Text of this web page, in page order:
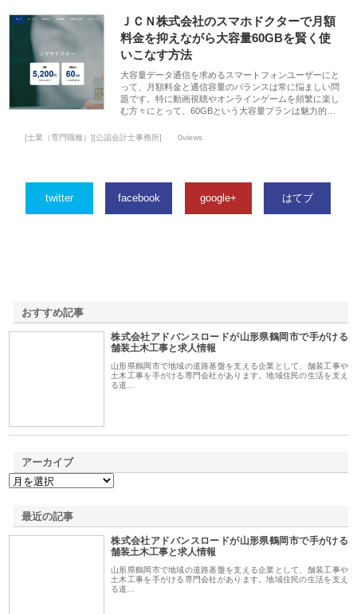
ＪＣＮ株式会社のスマホドクターで月額
料金を抑えながら大容量60GBを賢く使
いこなす方法
大容量データ通信を求めるスマートフォンユーザーにと
って、月額料金と通信容量のバランスは常に悩ましい問
題です。特に動画視聴やオンラインゲームを頻繁に楽し
む方々にとって、60GBという大容量プランは魅力的…
[士業（専門職種）][公認会計士事務所] 0views
twitter facebook google+ はてブ
おすすめ記事
株式会社アドバンスロードが山形県鶴岡市で手がける
舗装土木工事と求人情報
山形県鶴岡市で地域の道路基盤を支える企業として、舗装工事や
土木工事を手がける専門会社があります。地域住民の生活を支え
る道…
アーカイブ
最近の記事
株式会社アドバンスロードが山形県鶴岡市で手がける
舗装土木工事と求人情報
山形県鶴岡市で地域の道路基盤を支える企業として、舗装工事や
土木工事を手がける専門会社があります。地域住民の生活を支え
る道…